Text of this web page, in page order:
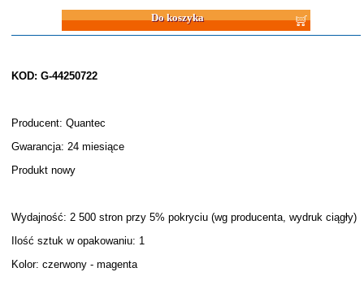
Do koszyka
KOD: G-44250722
Producent: Quantec
Gwarancja: 24 miesiące
Produkt nowy
Wydajność: 2 500 stron przy 5% pokryciu (wg producenta, wydruk ciągły)
Ilość sztuk w opakowaniu: 1
Kolor: czerwony - magenta